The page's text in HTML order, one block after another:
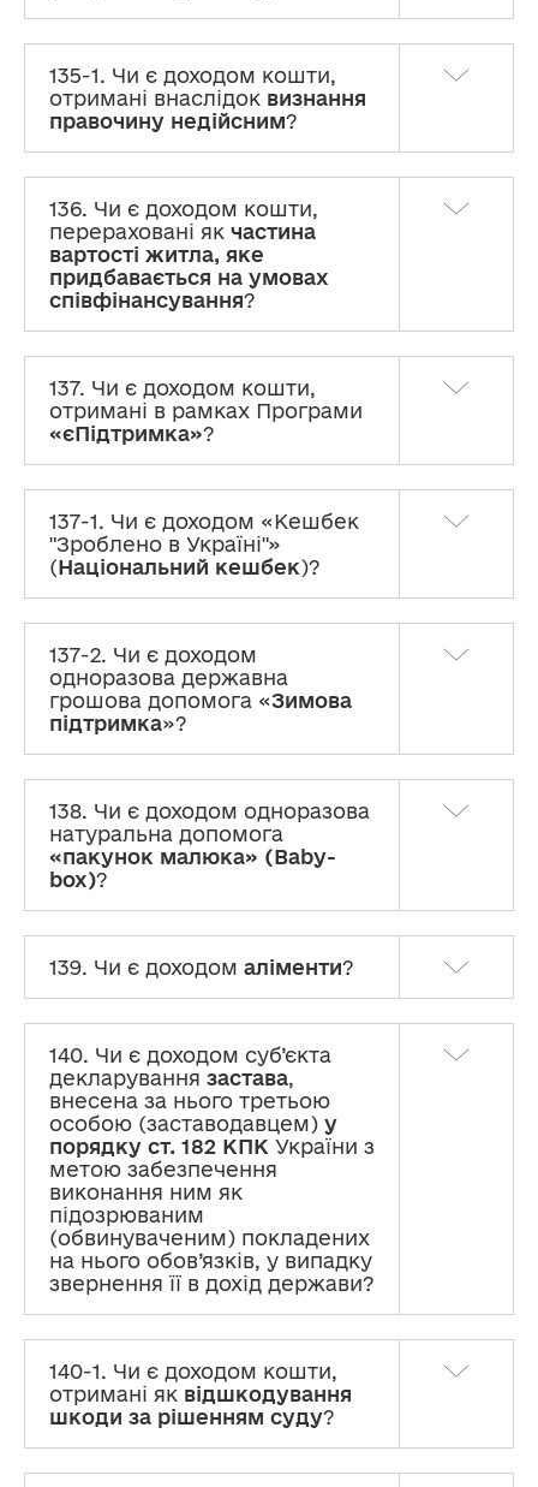
135-1. Чи є доходом кошти,
отримані внаслідок визнання
правочину недійсним?
136. Чи є доходом кошти,
перераховані як частина
вартості житла, яке
придбавається на умовах
співфінансування?
137. Чи є доходом кошти,
отримані в рамках Програми
«єПідтримка»?
137-1. Чи є доходом «Кешбек
"Зроблено в Україні"»
(Національний кешбек)?
137-2. Чи є доходом
одноразова державна
грошова допомога «Зимова
підтримка»?
138. Чи є доходом одноразова
натуральна допомога
«пакунок малюка» (Baby-
box)?
139. Чи є доходом аліменти?
140. Чи є доходом суб’єкта
декларування застава,
внесена за нього третьою
особою (заставодавцем) у
порядку ст. 182 КПК України з
метою забезпечення
виконання ним як
підозрюваним
(обвинуваченим) покладених
на нього обов’язків, у випадку
звернення її в дохід держави?
140-1. Чи є доходом кошти,
отримані як відшкодування
шкоди за рішенням суду?